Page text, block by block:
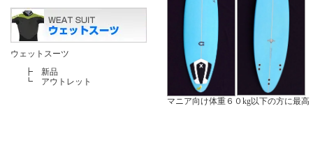
ウェットスーツ
┣ 新品
┗ アウトレット
マニア向け体重６０kg以下の方に最